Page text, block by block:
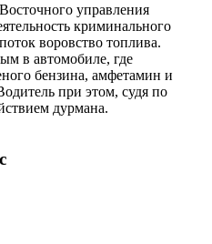
управления
криминального
воровство топлива.
в автомобиле, где
бензина, амфетамин и
при этом, судя по
дурмана.